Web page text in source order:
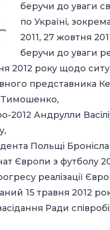
беручи до уваги
по Україні,
2011, 27 жовтня
беручи до уваги
2012 року щодо
представника
Тимошенко,
2012 Андрулли
Польщі
Європи з футболу
реалізації
15 травня 2012
Ради